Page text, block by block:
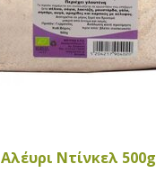
Αλέυρι Ντίνκελ 500g